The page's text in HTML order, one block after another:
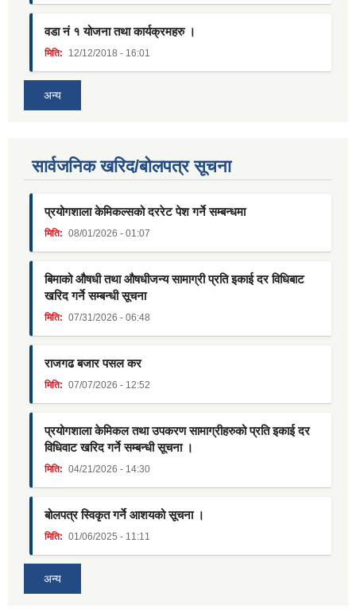
वडा नं १ योजना तथा कार्यक्रमहरु ।
मिति: 12/12/2018 - 16:01
अन्य
सार्वजनिक खरिद/बोलपत्र सूचना
प्रयोगशाला केमिकल्सको दररेट पेश गर्ने सम्बन्धमा
मिति: 08/01/2026 - 01:07
बिमाको औषधी तथा औषधीजन्य सामाग्री प्रति इकाई दर विधिबाट
खरिद गर्ने सम्बन्धी सूचना
मिति: 07/31/2026 - 06:48
राजगढ बजार पसल कर
मिति: 07/07/2026 - 12:52
प्रयोगशाला केमिकल तथा उपकरण सामाग्रीहरुको प्रति इकाई दर
विधिवाट खरिद गर्ने सम्बन्धी सूचना ।
मिति: 04/21/2026 - 14:30
बोलपत्र स्विकृत गर्ने आशयको सूचना ।
मिति: 01/06/2025 - 11:11
अन्य